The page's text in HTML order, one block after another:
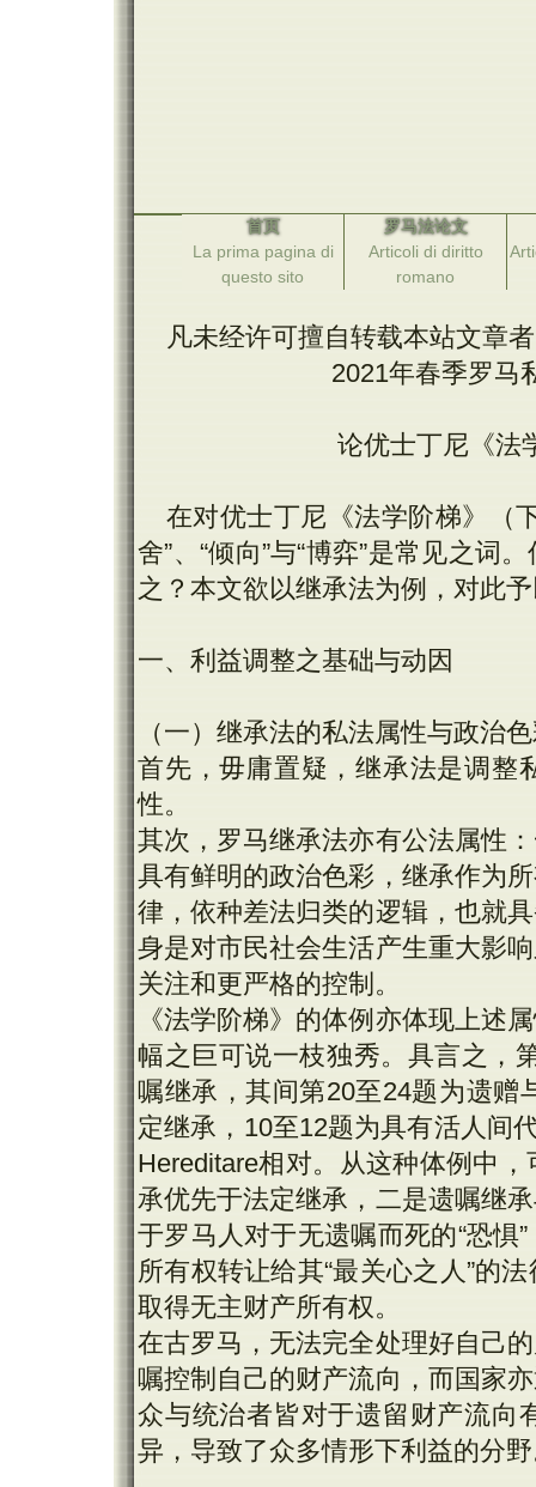
首页
La prima pagina di
questo sito
罗马法论文
Articoli di diritto
romano
凡未经许可擅自转载本站文章
2021年春季罗马
论优士丁尼《法
在对优士丁尼《法学阶梯》（
舍”、“倾向”与“博弈”是常见之词
之？本文欲以继承法为例，对此
一、利益调整之基础与动因
（一）继承法的私法属性与政治
首先，毋庸置疑，继承法是调整
性。
其次，罗马继承法亦有公法属性
具有鲜明的政治色彩，继承作为
律，依种差法归类的逻辑，也就
身是对市民社会生活产生重大影
关注和更严格的控制。
《法学阶梯》的体例亦体现上述
幅之巨可说一枝独秀。具言之，
嘱继承，其间第20至24题为遗赠
定继承，10至12题为具有活人间
Hereditare相对。从这种体例中
承优先于法定继承，二是遗嘱继
于罗马人对于无遗嘱而死的“恐惧
所有权转让给其“最关心之人”的
取得无主财产所有权。
在古罗马，无法完全处理好自己
嘱控制自己的财产流向，而国家
众与统治者皆对于遗留财产流向
异，导致了众多情形下利益的分